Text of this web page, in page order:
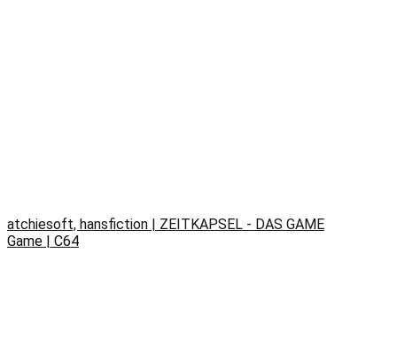
atchiesoft, hansfiction | ZEITKAPSEL - DAS GAME
Game | C64